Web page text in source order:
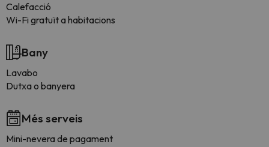
Calefacció
Wi-Fi gratuït a habitacions
Bany
Lavabo
Dutxa o banyera
Més serveis
Mini-nevera de pagament